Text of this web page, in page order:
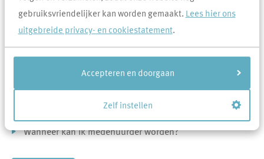
gebruiksvriendelijker kan worden gemaakt. Lees hier ons
uitgebreide privacy- en cookiestatement.
Accepteren en doorgaan
Zelf instellen
Kan ik de huur van een vrije sector woning waarbij
Ik wil de huur eenzijdig opzeggen. Hoe doe ik dit?
Kunnen kinderen ook medehuurder worden?
Wanneer kan ik medehuurder worden?